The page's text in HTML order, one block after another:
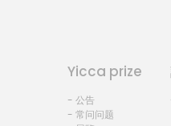
Yicca prize
- 公告
- 常问问题